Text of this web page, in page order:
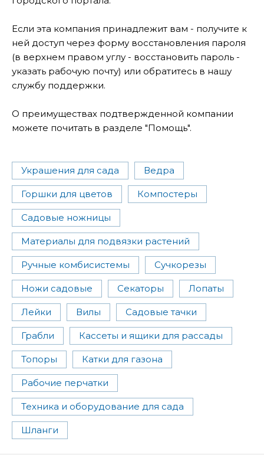
Если эта компания принадлежит вам - получите к
ней доступ через форму восстановления пароля
(в верхнем правом углу - восстановить пароль -
указать рабочую почту) или обратитесь в нашу
службу поддержки.
О преимуществах подтвержденной компании
можете почитать в разделе "Помощь".
Украшения для сада Ведра
Горшки для цветов Компостеры
Садовые ножницы
Материалы для подвязки растений
Ручные комбисистемы Сучкорезы
Ножи садовые Секаторы Лопаты
Лейки Вилы Садовые тачки
Грабли Кассеты и ящики для рассады
Топоры Катки для газона
Рабочие перчатки
Техника и оборудование для сада
Шланги